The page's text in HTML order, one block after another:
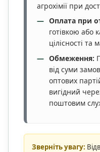
агрохімії при
Оплата при
готівкою або
цілісності та
Обмеження:
від суми
оптових
вигідний
поштовим
Зверніть увагу: